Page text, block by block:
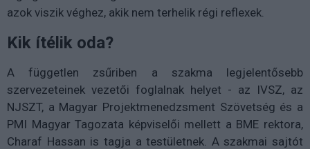
azok viszik véghez, akik nem terhelik régi reflexek.
Kik ítélik oda?
A független zsűriben a szakma legjelentősebb
szervezeteinek vezetői foglalnak helyet - az IVSZ, az
NJSZT, a Magyar Projektmenedzsment Szövetség és a
PMI Magyar Tagozata képviselői mellett a BME rektora,
Charaf Hassan is tagja a testületnek. A szakmai sajtót